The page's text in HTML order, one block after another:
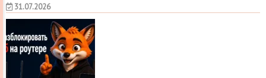
31.07.2026